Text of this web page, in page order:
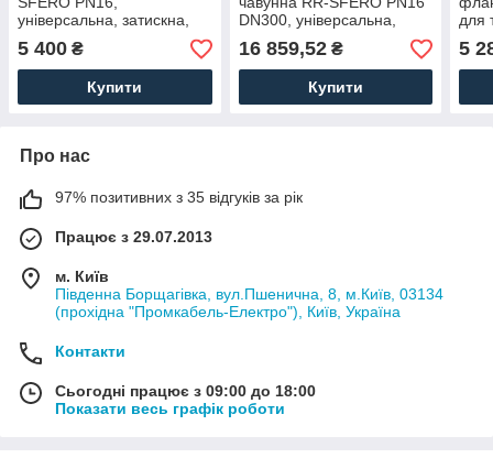
універсальна, затискна,
труба-труба
5 400 ₴
Купити
DN300, універсальна,
затискна, труба-фланец
16 859,52₴
Купити
для
5
Про нас
97% позитивних з 35 відгуків за рік
Працює з 29.07.2013
м. Київ
Південна Борщагівка, вул.Пшенична, 8, м.Київ, 03134
(прохідна "Промкабель-Електро"), Київ, Україна
Контакти
Сьогодні працює з 09:00 до 18:00
Показати весь графік роботи